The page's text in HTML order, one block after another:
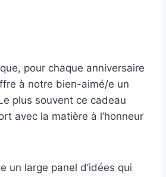
pour chaque anniversaire
à notre bien-aimé/e un
plus souvent ce cadeau
avec la matière à l’honneur
un large panel d’idées qui